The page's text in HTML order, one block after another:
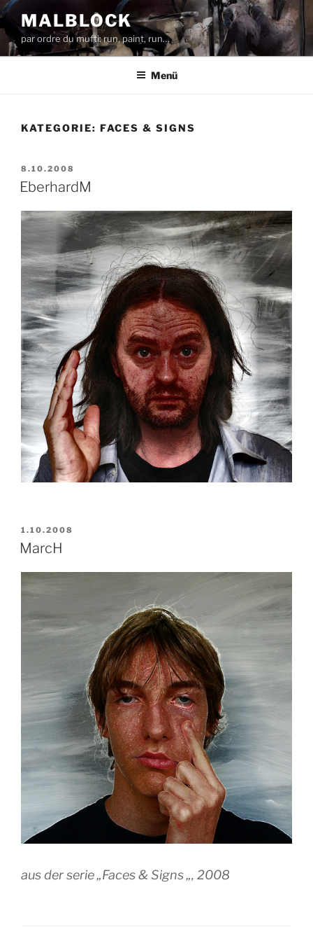
Zum
Inhalt
springen
MALBLOCK
par ordre du mufti: run, paint, run…
Menü
KATEGORIE: FACES & SIGNS
VERÖFFENTLICHT
AM
8.10.2008
EberhardM
VERÖFFENTLICHT
AM
1.10.2008
MarcH
aus der serie „Faces & Signs „, 2008